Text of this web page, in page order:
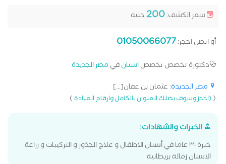
سعر الكشف:200جنيه
أو اتصل احجز:01050066077
دكتورة تخصص تخصصاسنانفي مصر الجديدة
مصر الجديدة: عثمان بن عفان[...]
((احجز وسوف يصلك العنوان بالكامل وارقام العيادة)
الخبرات والشهادات:
خبرة ٣٠ عاما في أسنان الاطفال و علاج الجذور و التركيبات و زراعة
الاسنان زمالة بريطانية